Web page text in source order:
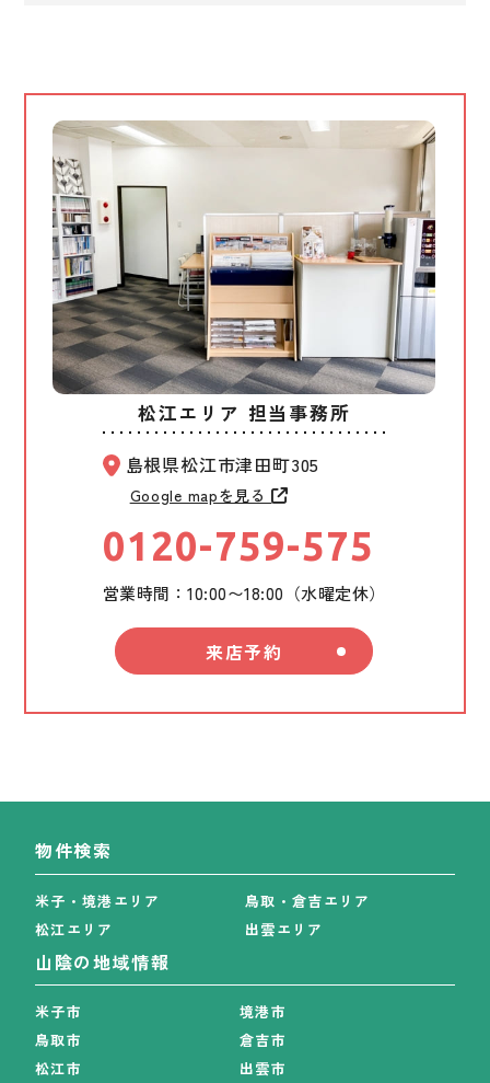
松江エリア 担当事務所
島根県松江市津田町305
Google mapを見る
0120-759-575
営業時間：10:00〜18:00（水曜定休）
来店予約
物件検索
米子・境港エリア
鳥取・倉吉エリア
松江エリア
出雲エリア
山陰の地域情報
米子市
境港市
鳥取市
倉吉市
松江市
出雲市